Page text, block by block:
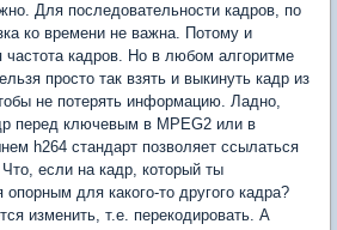
Для последовательности кадров, по
ко времени не важна. Потому и
кадров. Но в любом алгоритме
просто так взять и выкинуть кадр из
не потерять информацию. Ладно,
перед ключевым в MPEG2 или в
h264 стандарт позволяет ссылаться
если на кадр, который ты
для какого-то другого кадра?
изменить, т.е. перекодировать. А